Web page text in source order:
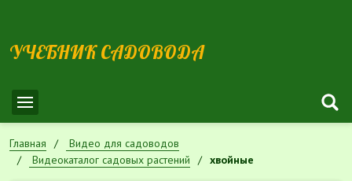
УЧЕБНИК САДОВОДА
Главная
Видео для садоводов
Видеокаталог садовых растений
хвойные